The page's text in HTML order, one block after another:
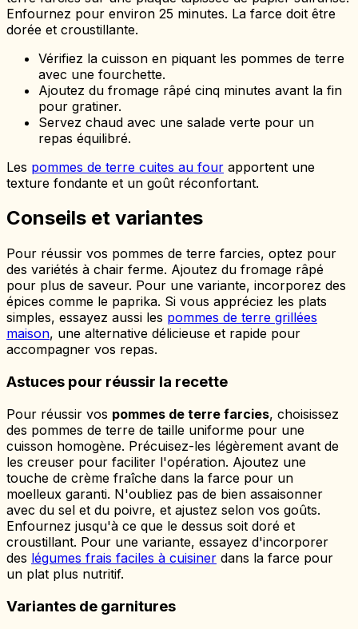
Enfournez pour environ 25 minutes. La farce doit être
dorée et croustillante.
Vérifiez la cuisson en piquant les pommes de terre
avec une fourchette.
Ajoutez du fromage râpé cinq minutes avant la fin
pour gratiner.
Servez chaud avec une salade verte pour un
repas équilibré.
Les pommes de terre cuites au four apportent une
texture fondante et un goût réconfortant.
Conseils et variantes
Pour réussir vos pommes de terre farcies, optez pour
des variétés à chair ferme. Ajoutez du fromage râpé
pour plus de saveur. Pour une variante, incorporez des
épices comme le paprika. Si vous appréciez les plats
simples, essayez aussi les pommes de terre grillées
maison, une alternative délicieuse et rapide pour
accompagner vos repas.
Astuces pour réussir la recette
Pour réussir vos pommes de terre farcies, choisissez
des pommes de terre de taille uniforme pour une
cuisson homogène. Précuisez-les légèrement avant de
les creuser pour faciliter l'opération. Ajoutez une
touche de crème fraîche dans la farce pour un
moelleux garanti. N'oubliez pas de bien assaisonner
avec du sel et du poivre, et ajustez selon vos goûts.
Enfournez jusqu'à ce que le dessus soit doré et
croustillant. Pour une variante, essayez d'incorporer
des légumes frais faciles à cuisiner dans la farce pour
un plat plus nutritif.
Variantes de garnitures